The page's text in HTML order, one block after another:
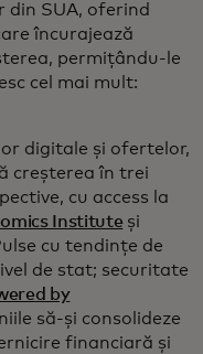
din SUA, oferind
încurajează
permițându-le
cel mai mult:
digitale și ofertelor,
creșterea în trei
cu access la
Institute și
cu tendințe de
de stat; securitate
by
să-și consolideze
financiară și